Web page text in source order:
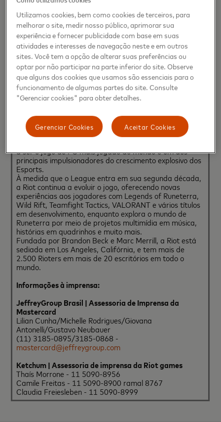
financeiras, governos e empresas a alcançar seu maior
potencial. Nosso quociente de decência, ou DQ,
impulsiona a nossa cultura e tudo o que fazemos dentro
e fora de nossa empresa. Com conexões em mais de
210 países e territórios, estamos construindo um mundo
sustentável que abre possibilidades Priceless para
todos.
Sobre a Riot Games
publicar e oferecer suporte aos jogos sempre almejando
ser a empresa mais focada no jogador do mundo. Em
2009, a Riot lançou seu título de estreia, League of
a ser o jogo de PC mais jogado do mundo e um dos
principais impulsionadores do crescimento explosivo dos
Esports.
À medida que o League entra em sua segunda década,
a Riot continua a evoluir o jogo, oferecendo novas
experiências aos jogadores com Legends of Runeterra,
Wild Rift, Teamfight Tactics, VALORANT e vários títulos
em desenvolvimento, enquanto explora o mundo de
Runeterra por meio de projetos multimídia em música,
histórias em quadrinhos e muito mais.
Fundada por Brandon Beck e Marc Merrill, a Riot está
sediada em Los Angeles, Califórnia, e tem mais de
2.500 Rioters em mais de 20 escritórios em todo o
mundo.
Informações à imprensa:
JeffreyGroup Brasil | Assessoria de Imprensa da
Mastercard
Lilian Cunha/Michelle Rodrigues/Giovana
Antonelli/Gustavo Neubauer
(11) 3185-0895/3185-0868 -
mastercard@jeffreygroup.com
Ketchum | Assessoria de imprensa da Riot games
Thaís Morrone - 11 5090-8956
Camile Freitas - 11 5090-8900 ramal 8767
Claudia Freiesleben - 11 5090-8999
Utilizamos cookies, bem como cookies de terceiros, para
melhorar o site, medir nosso público, aprimorar sua
experiência e fornecer publicidade com base em suas
atividades e interesses de navegação neste e em outros
sites. Você tem a opção de alterar suas preferências ou
optar por não participar na parte inferior do site. Observe
que alguns dos cookies que usamos são essenciais para o
funcionamento de algumas partes do site. Consulte
"Gerenciar cookies" para obter detalhes.
Aceitar Cookies
Gerenciar Cookies